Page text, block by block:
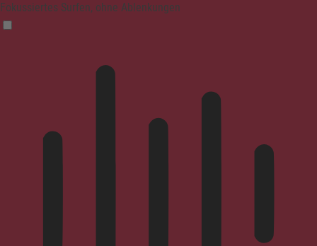
Fokussiertes Surfen, ohne Ablenkungen